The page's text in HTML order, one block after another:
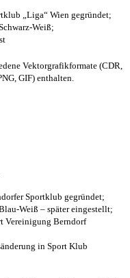
„Liga“ Wien gegründet;
Weiß;
Vektorgrafikformate (CDR,
GIF) enthalten.
Sportklub gegründet;
Weiß – später eingestellt;
Vereinigung Berndorf
in Sport Klub